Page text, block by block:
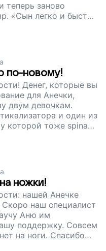
теперь заново
«Сын легко и быстро
прогулки.
повзрослел!» —
без вас все эти
были бы просто
поддерживаете
по-новому!
Денег, которые вы
для Анечки,
двум девочкам.
и один из
которой тоже spina
весь день, сидя в
ее восторг, когда
Теперь Настя
роста, а ее мама
правильно.
нашим подопечным и
ножки!
нашей Анечке
Скоро наш специалист
Аню им
поддержку. Совсем
на ноги. Спасибо